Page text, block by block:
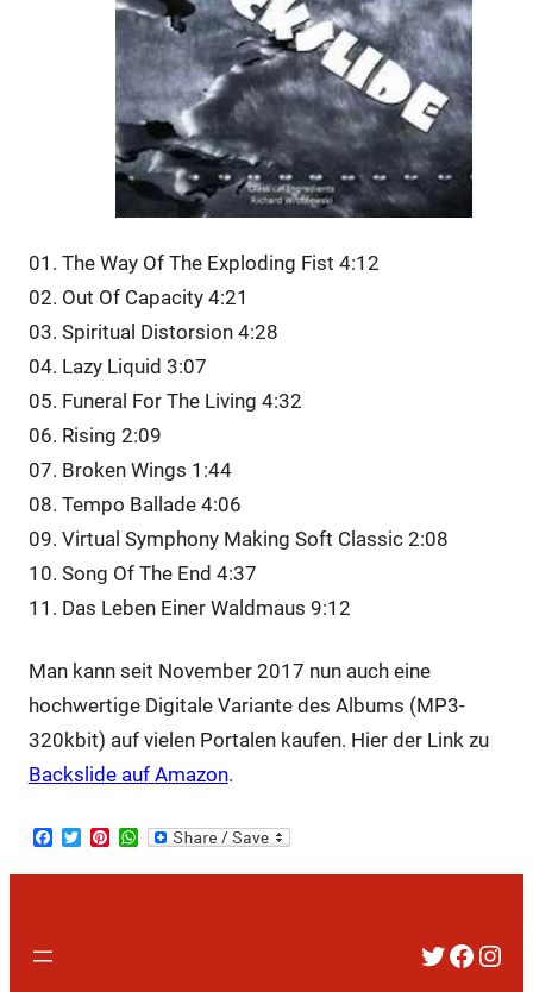
01. The Way Of The Exploding Fist 4:12
02. Out Of Capacity 4:21
03. Spiritual Distorsion 4:28
04. Lazy Liquid 3:07
05. Funeral For The Living 4:32
06. Rising 2:09
07. Broken Wings 1:44
08. Tempo Ballade 4:06
09. Virtual Symphony Making Soft Classic 2:08
10. Song Of The End 4:37
11. Das Leben Einer Waldmaus 9:12
Man kann seit November 2017 nun auch eine
hochwertige Digitale Variante des Albums (MP3-
320kbit) auf vielen Portalen kaufen. Hier der Link zu
Backslide auf Amazon.
Facebook
TwitterPinterest
WhatsApp
Twitter